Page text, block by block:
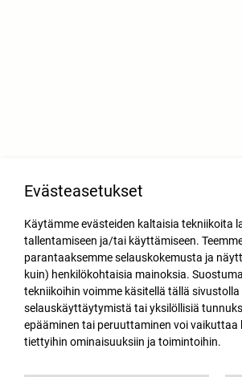
Evästeasetukset
Käytämme evästeiden kaltaisia tekniikoita
tallentamiseen ja/tai käyttämiseen.
parantaaksemme selauskokemusta ja
kuin) henkilökohtaisia mainoksia.
tekniikoihin voimme käsitellä tällä
selauskäyttäytymistä tai yksilöllisiä
epääminen tai peruuttaminen voi vaikuttaa
tiettyihin ominaisuuksiin ja toimintoihin.